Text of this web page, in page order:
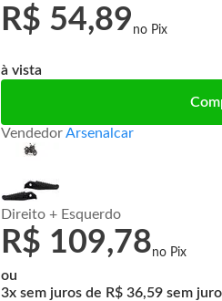
R$ 54,89
à vista
VendedorArsenalcar
Direito + Esquerdo
R$ 109,78
ou
3x
de R$ 36,59